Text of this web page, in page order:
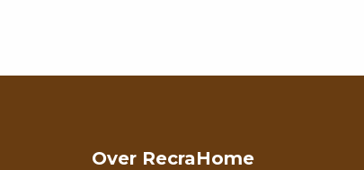
Over RecraHome